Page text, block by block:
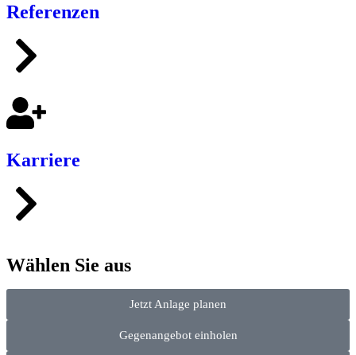
Referenzen
Karriere
Wählen Sie aus
Jetzt Anlage planen
Gegenangebot einholen